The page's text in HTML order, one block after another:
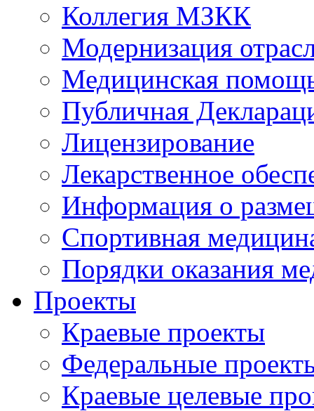
Коллегия МЗКК
Модернизация
Медицинская
Публичная
Лицензирование
Лекарственное
Информация о
Спортивная
Порядки оказания
Проекты
Краевые проекты
Федеральные
Краевые целевые